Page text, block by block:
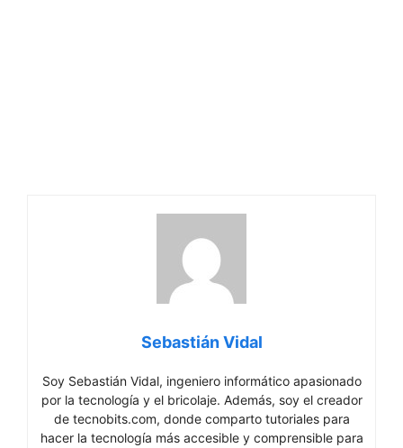
Sebastián Vidal
Soy Sebastián Vidal, ingeniero informático apasionado
por la tecnología y el bricolaje. Además, soy el creador
de tecnobits.com, donde comparto tutoriales para
hacer la tecnología más accesible y comprensible para